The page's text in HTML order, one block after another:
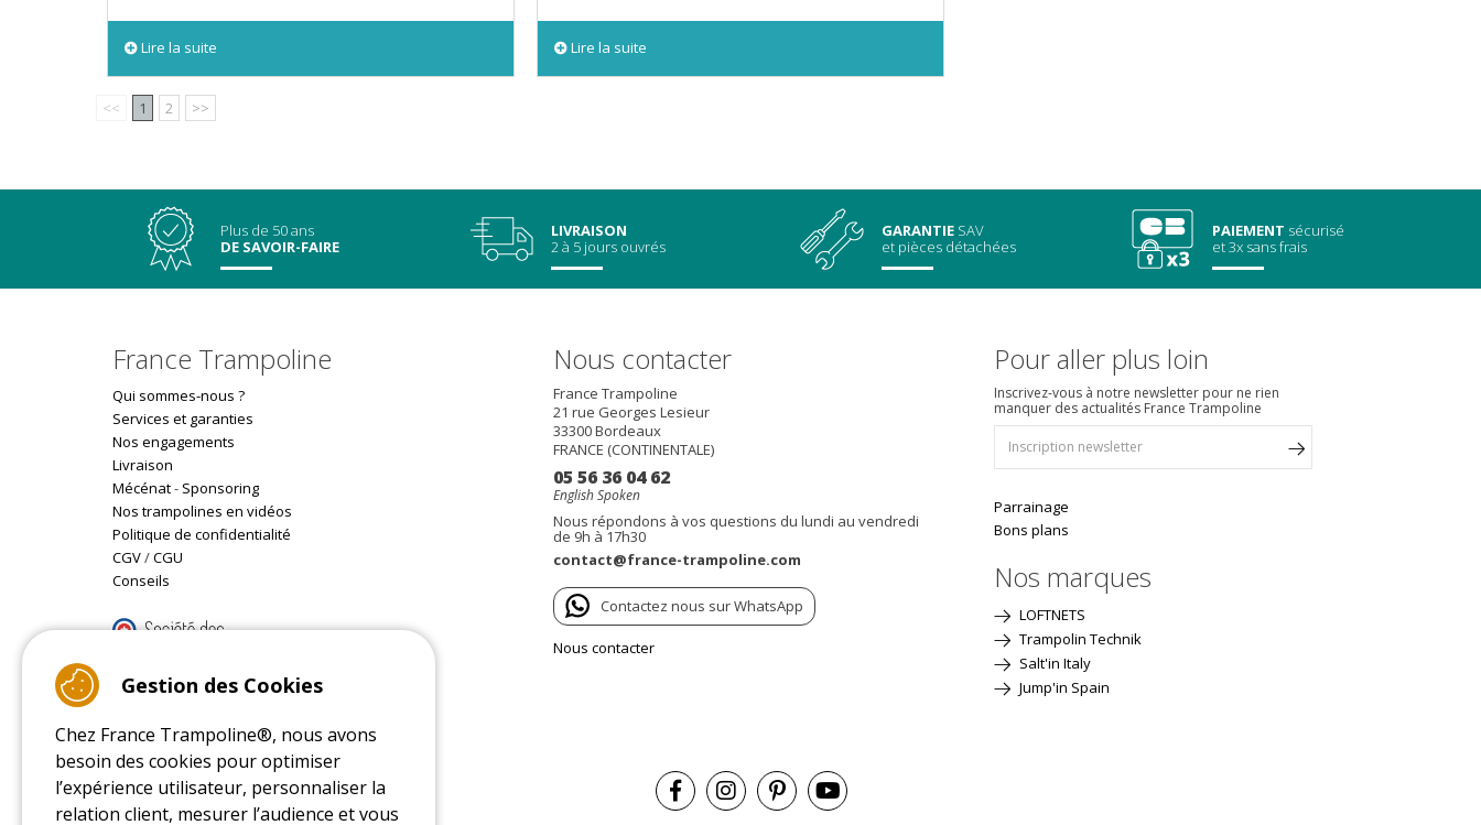
Lire la suite Lire la suite
<< 1 2 >>
Plus de 50 ans
DE SAVOIR-FAIRE
LIVRAISON
2 à 5 jours ouvrés
GARANTIE SAV
et pièces détachées
PAIEMENT sécurisé
et 3x sans frais
France Trampoline
Qui sommes-nous ?
Services et garanties
Nos engagements
Livraison
Mécénat- Sponsoring
Nos trampolines en vidéos
Politique de confidentialité
CGV/CGU
Conseils
9.4 /10 (22077 reviews)
Read customer reviews
Nous contacter
France Trampoline
21 rue Georges Lesieur
33300Bordeaux
FRANCE (CONTINENTALE)
05 56 36 04 62
English Spoken
Nous répondons à vos questions du lundi au vendredi
de 9h à 17h30
contact@france-trampoline.com
Contactez nous sur WhatsApp
Nous contacter
Pour aller plus loin
Inscrivez-vous à notre newsletter pour ne rien
manquer des actualités France Trampoline
Parrainage
Bons plans
Nos marques
LOFTNETS
Trampolin Technik
Salt'in Italy
Jump'in Spain
Gestion des Cookies
Chez France Trampoline®, nous avons
besoin des cookies pour optimiser
l’expérience utilisateur, personnaliser la
relation client, mesurer l’audience et vous